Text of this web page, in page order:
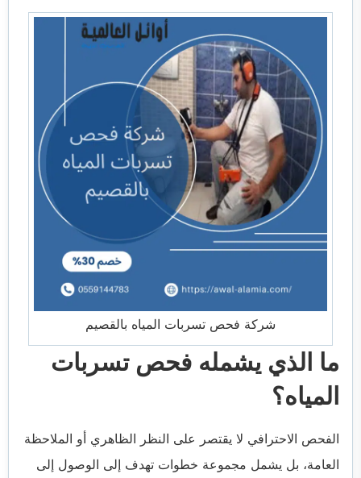
شركة فحص تسربات المياه بالقصيم
ما الذي يشمله فحص تسربات
المياه؟
الفحص الاحترافي لا يقتصر على النظر الظاهري أو الملاحظة
العامة، بل يشمل مجموعة خطوات تهدف إلى الوصول إلى